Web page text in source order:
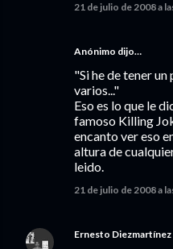
21 de julio de 2008 a
Anónimo dijo…
"Si he de tener
varios..."
Eso es lo que le
famoso Killing
encanto ver eso
altura de
leido.
21 de julio de 2008 a
Ernesto Diezmartínez